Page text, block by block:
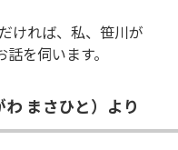
ければ、私、笹川が
を伺います。
まさひと）より